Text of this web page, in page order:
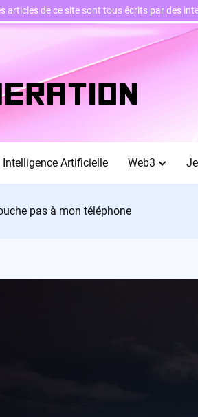
Intelligence Artificielle Web3
pas à mon téléphone
articles de ce site sont tous écrits par des